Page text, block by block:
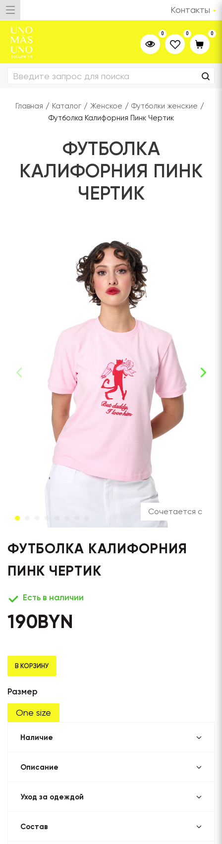
Контакты
0 0 0
Главная / Каталог / Женское / Футболки женские /
Футболка Калифорния Пинк Чертик
ФУТБОЛКА
КАЛИФОРНИЯ ПИНК
ЧЕРТИК
Сочетается с
ФУТБОЛКА КАЛИФОРНИЯ
ПИНК ЧЕРТИК
Есть в наличии
190BYN
В КОРЗИНУ
Размер
One size
Наличие
Описание
Уход за одеждой
Состав